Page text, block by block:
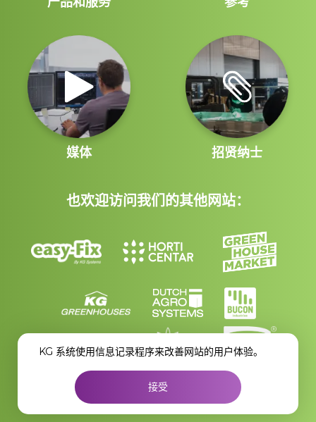
媒体 招贤纳士
也欢迎访问我们的其他网站：
KG 系统使用信息记录程序来改善网站的用户体验。
接受